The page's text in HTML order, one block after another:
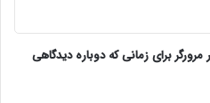
برای زمانی که دوباره دیدگاهی